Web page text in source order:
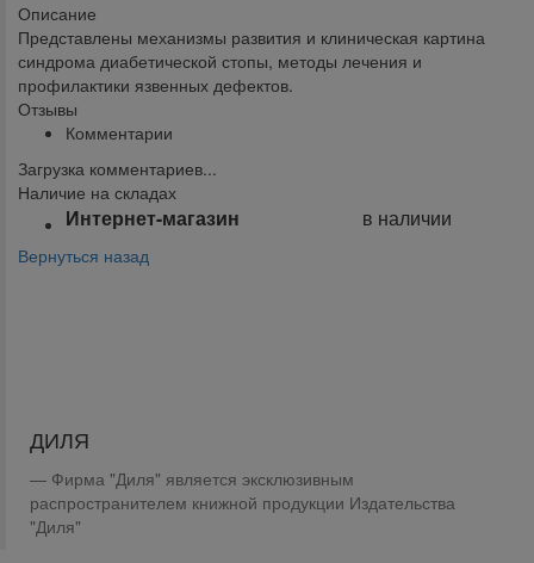
Описание
Представлены механизмы развития и клиническая картина
синдрома диабетической стопы, методы лечения и
профилактики язвенных дефектов.
Отзывы
Комментарии
Загрузка комментариев...
Наличие на складах
Интернет-магазин в наличии
Вернуться назад
ДИЛЯ
Фирма "Диля" является эксклюзивным
распространителем книжной продукции Издательства
"Диля"